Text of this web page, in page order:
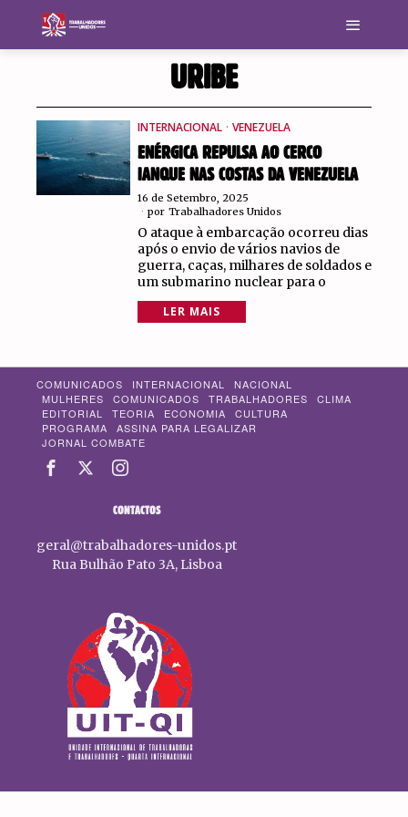
URIBE
INTERNACIONAL · VENEZUELA
ENÉRGICA REPULSA AO CERCO
IANQUE NAS COSTAS DA VENEZUELA
16 de Setembro, 2025
por Trabalhadores Unidos
O ataque à embarcação ocorreu dias
após o envio de vários navios de
guerra, caças, milhares de soldados e
um submarino nuclear para o
LER MAIS
COMUNICADOS INTERNACIONAL
NACIONAL
MULHERES
COMUNICADOS TRABALHADORES
CLIMA
EDITORIAL
TEORIA ECONOMIA
CULTURA
PROGRAMA
ASSINA PARA LEGALIZAR
JORNAL COMBATE
CONTACTOS
geral@trabalhadores-unidos.pt
Rua Bulhão Pato 3A, Lisboa